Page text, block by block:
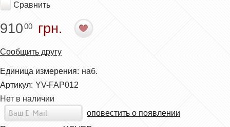
Сравнить
91000 грн.
Сообщить другу
Единица измерения: наб.
Артикул: YV-FAP012
Нет в наличии
оповестить о появлении